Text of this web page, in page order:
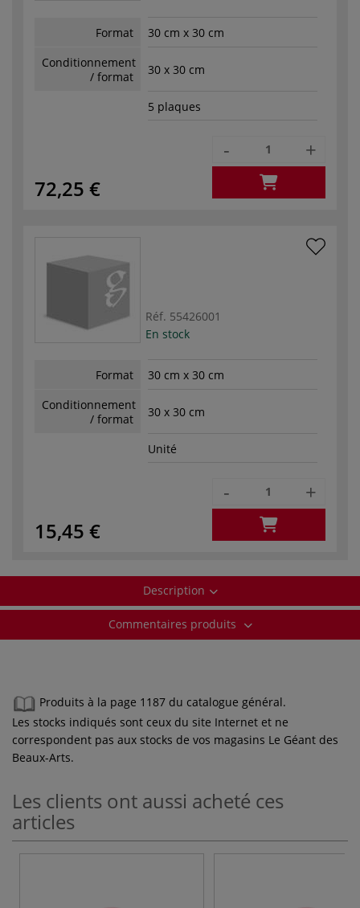
Format
30 cm x 30 cm
Conditionnement
/ format
30 x 30 cm
5 plaques
72,25 €
- +
Réf. 55426001
En stock
Format
30 cm x 30 cm
Conditionnement
/ format
30 x 30 cm
Unité
15,45 €
- +
Description
Commentaires produits
Produits à la page 1187 du catalogue général.
Les stocks indiqués sont ceux du site Internet et ne
correspondent pas aux stocks de vos magasins Le Géant des
Beaux-Arts.
Les clients ont aussi acheté ces
articles